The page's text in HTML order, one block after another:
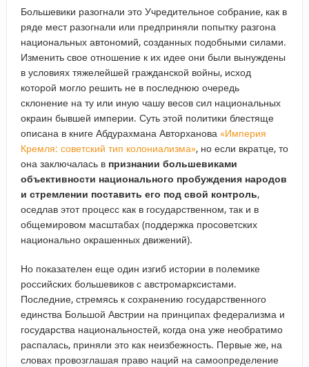
Большевики разогнали это Учредительное собрание, как в
ряде мест разогнали или предприняли попытку разгона
национальных автономий, созданных подобными силами.
Изменить свое отношение к их идее они были вынуждены
в условиях тяжелейшей гражданской войны, исход
которой могло решить не в последнюю очередь
склонение на ту или иную чашу весов сил национальных
окраин бывшей империи. Суть этой политики блестяще
описана в книге Абдурахмана Авторханова «Империя
Кремля: советский тип колониализма», но если вкратце, то
она заключалась в признании большевиками
объективности национального пробуждения народов
и стремлении поставить его под свой контроль,
оседлав этот процесс как в государственном, так и в
общемировом масштабах (поддержка просоветских
национально окрашенных движений).
Но показателен еще один изгиб истории в полемике
российских большевиков с австромарксистами.
Последние, стремясь к сохранению государственного
единства Большой Австрии на принципах федерализма и
государства национальностей, когда она уже необратимо
распалась, приняли это как неизбежность. Первые же, на
словах провозглашая право наций на самоопределение